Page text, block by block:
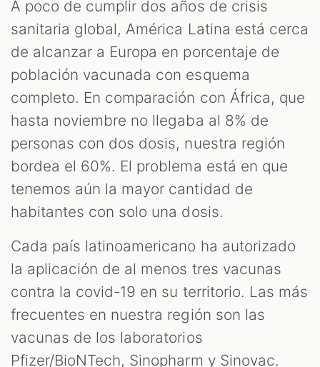
A poco de cumplir dos años de crisis
sanitaria global, América Latina está cerca
de alcanzar a Europa en porcentaje de
población vacunada con esquema
completo. En comparación con África, que
hasta noviembre no llegaba al 8% de
personas con dos dosis, nuestra región
bordea el 60%. El problema está en que
tenemos aún la mayor cantidad de
habitantes con solo una dosis.
Cada país latinoamericano ha autorizado
la aplicación de al menos tres vacunas
contra la covid-19 en su territorio. Las más
frecuentes en nuestra región son las
vacunas de los laboratorios
Pfizer/BioNTech, Sinopharm y Sinovac.